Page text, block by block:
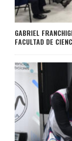
GABRIEL
FACULTAD DE